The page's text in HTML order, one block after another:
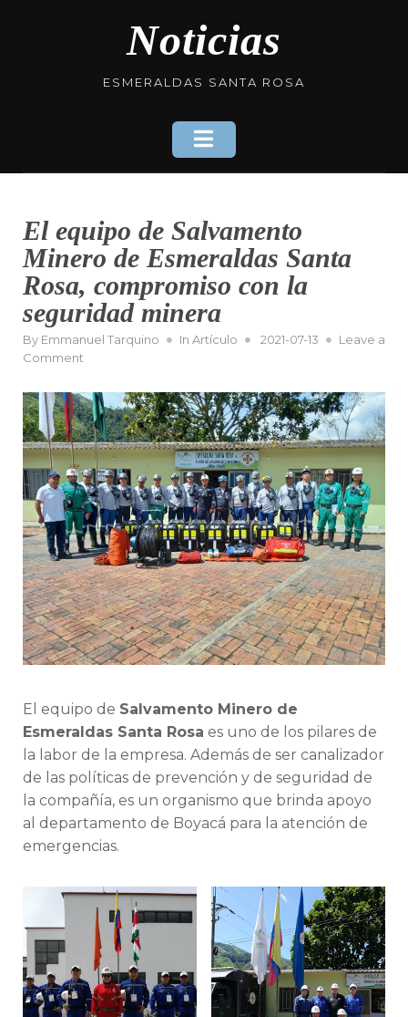
Noticias
ESMERALDAS SANTA ROSA
El equipo de Salvamento
Minero de Esmeraldas Santa
Rosa, compromiso con la
seguridad minera
By Emmanuel Tarquino In Artículo
Posted
2021-07-13
Leave a
Comment
equipo
de
Salvamento
Minero
de
Esmeraldas
Santa
Rosa,
compromiso
con
la
seguridad
minera
El equipo de Salvamento Minero de
Esmeraldas Santa Rosa es uno de los pilares de
la labor de la empresa. Además de ser canalizador
de las políticas de prevención y de seguridad de
la compañía, es un organismo que brinda apoyo
al departamento de Boyacá para la atención de
emergencias.